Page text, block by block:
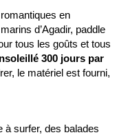
en
d’Agadir, paddle
tous les goûts et tous
300 jours par
le matériel est fourni,
à surfer, des balades